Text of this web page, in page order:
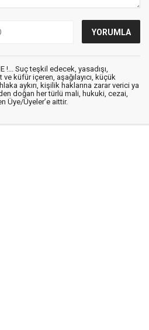
!... Suç teşkil edecek, yasadışı,
küfür içeren, aşağılayıcı, küçük
aykırı, kişilik haklarına zarar verici ya
doğan her türlü mali, hukuki, cezai,
Üye/Üyeler’e aittir.